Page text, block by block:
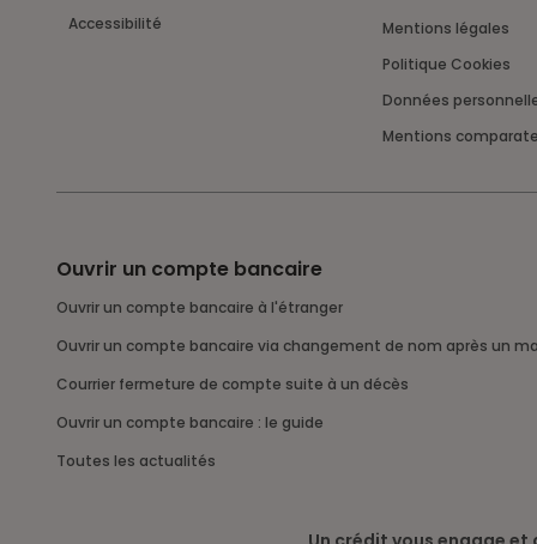
Accessibilité
Mentions légales
Politique Cookies
Données
Mentions
Ouvrir un compte bancaire
Ouvrir un compte bancaire à l'étranger
Ouvrir un compte bancaire via changement de nom après un
Courrier fermeture de compte suite à un décès
Ouvrir un compte bancaire : le guide
Toutes les actualités